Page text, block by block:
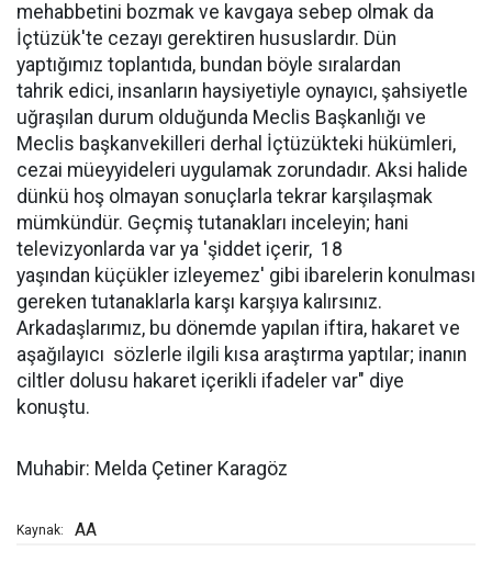
mehabbetini bozmak ve kavgaya sebep olmak da
İçtüzük'te cezayı gerektiren hususlardır. Dün
yaptığımız toplantıda, bundan böyle sıralardan
tahrik edici, insanların haysiyetiyle oynayıcı, şahsiyetle
uğraşılan durum olduğunda Meclis Başkanlığı ve
Meclis başkanvekilleri derhal İçtüzükteki hükümleri,
cezai müeyyideleri uygulamak zorundadır. Aksi halide
dünkü hoş olmayan sonuçlarla tekrar karşılaşmak
mümkündür. Geçmiş tutanakları inceleyin; hani
televizyonlarda var ya 'şiddet içerir, 18
yaşından küçükler izleyemez' gibi ibarelerin konulması
gereken tutanaklarla karşı karşıya kalırsınız.
Arkadaşlarımız, bu dönemde yapılan iftira, hakaret ve
aşağılayıcı sözlerle ilgili kısa araştırma yaptılar; inanın
ciltler dolusu hakaret içerikli ifadeler var" diye
konuştu.
Muhabir: Melda Çetiner Karagöz
Kaynak: AA